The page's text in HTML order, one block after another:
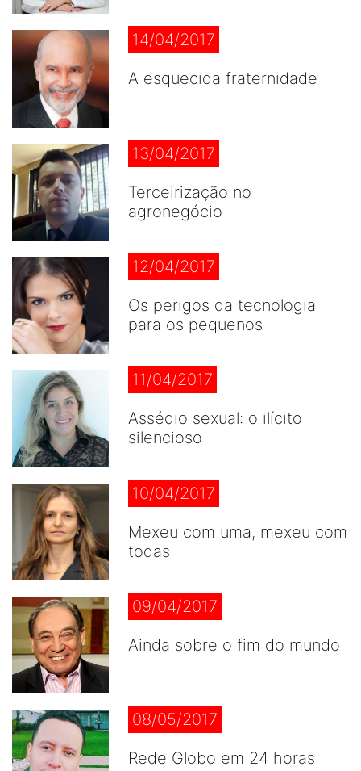
14/04/2017
A esquecida fraternidade
13/04/2017
Terceirização no
agronegócio
12/04/2017
Os perigos da tecnologia
para os pequenos
11/04/2017
Assédio sexual: o ilícito
silencioso
10/04/2017
Mexeu com uma, mexeu com
todas
09/04/2017
Ainda sobre o fim do mundo
08/05/2017
Rede Globo em 24 horas